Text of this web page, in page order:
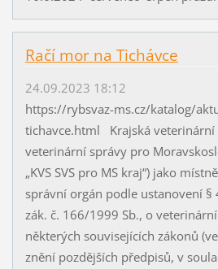
Račí mor na Tichávce
24.09.2023 18:12
https://rybsvaz-ms.cz/katalog/
tichavce.html Krajská veterinární
veterinární správy pro
„KVS SVS pro MS kraj“) jako
správní orgán podle ustanovení §
zák. č. 166/1999 Sb., o
některých souvisejících zákonů
znění pozdějších předpisů, v